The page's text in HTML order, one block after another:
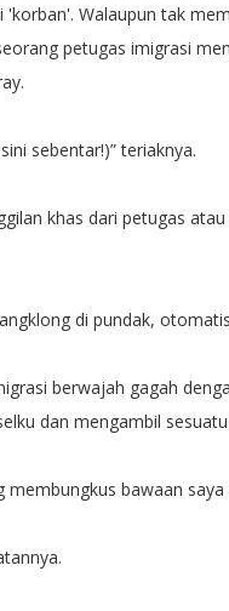
Walaupun tak
petugas imigrasi
sebentar!)” teriaknya.
khas dari petugas
di pundak,
berwajah gagah
dan mengambil
membungkus bawaan